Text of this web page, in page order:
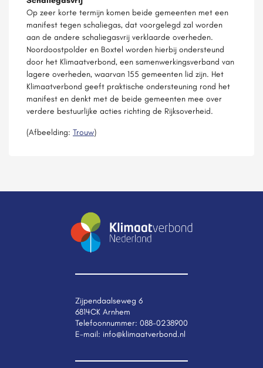
Op zeer korte termijn komen beide gemeenten met een
manifest tegen schaliegas, dat voorgelegd zal worden
aan de andere schaliegasvrij verklaarde overheden.
Noordoostpolder en Boxtel worden hierbij ondersteund
door het Klimaatverbond, een samenwerkingsverband van
lagere overheden, waarvan 155 gemeenten lid zijn. Het
Klimaatverbond geeft praktische ondersteuning rond het
manifest en denkt met de beide gemeenten mee over
verdere bestuurlijke acties richting de Rijksoverheid.
(Afbeelding: Trouw)
Zijpendaalseweg 6
6814CK Arnhem
Telefoonnummer: 088-0238900
E-mail: info@klimaatverbond.nl